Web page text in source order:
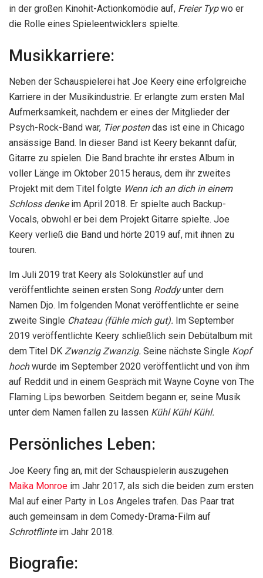
in der großen Kinohit-Actionkomödie auf, Freier Typwo er
die Rolle eines Spieleentwicklers spielte.
Musikkarriere:
Neben der Schauspielerei hat Joe Keery eine erfolgreiche
Karriere in der Musikindustrie. Er erlangte zum ersten Mal
Aufmerksamkeit, nachdem er eines der Mitglieder der
Psych-Rock-Band war, Tier postendas ist eine in Chicago
ansässige Band. In dieser Band ist Keery bekannt dafür,
Gitarre zu spielen. Die Band brachte ihr erstes Album in
voller Länge im Oktober 2015 heraus, dem ihr zweites
Projekt mit dem Titel folgte Wenn ich an dich in einem
Schloss denkeim April 2018. Er spielte auch Backup-
Vocals, obwohl er bei dem Projekt Gitarre spielte. Joe
Keery verließ die Band und hörte 2019 auf, mit ihnen zu
touren.
Im Juli 2019 trat Keery als Solokünstler auf und
veröffentlichte seinen ersten Song Roddyunter dem
Namen Djo. Im folgenden Monat veröffentlichte er seine
zweite Single Chateau (fühle mich gut). Im September
2019 veröffentlichte Keery schließlich sein Debütalbum mit
dem Titel DK Zwanzig Zwanzig. Seine nächste Single Kopf
hochwurde im September 2020 veröffentlicht und von ihm
auf Reddit und in einem Gespräch mit Wayne Coyne von The
Flaming Lips beworben. Seitdem begann er, seine Musik
unter dem Namen fallen zu lassen Kühl Kühl Kühl.
Persönliches Leben:
Joe Keery fing an, mit der Schauspielerin auszugehen
Maika Monroe im Jahr 2017, als sich die beiden zum ersten
Mal auf einer Party in Los Angeles trafen. Das Paar trat
auch gemeinsam in dem Comedy-Drama-Film auf
Schrotflinteim Jahr 2018.
Biografie: